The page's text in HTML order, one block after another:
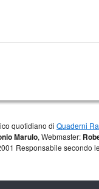
quotidiano di Quaderni
Marulo, Webmaster:
Responsabile secondo